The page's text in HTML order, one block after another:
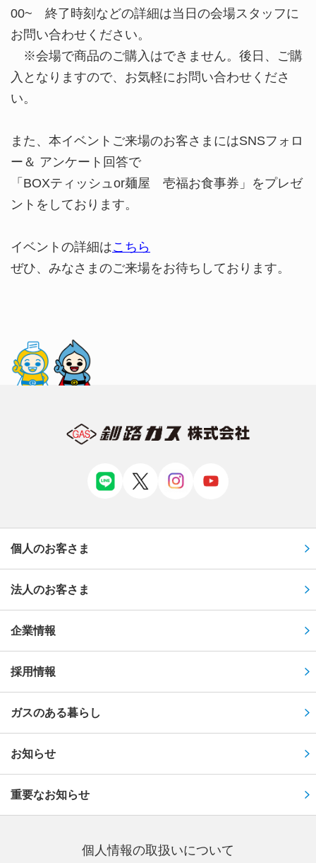
00~ 終了時刻などの詳細は当日の会場スタッフに
お問い合わせください。
※会場で商品のご購入はできません。後日、ご購
入となりますので、お気軽にお問い合わせくださ
い。
また、本イベントご来場のお客さまにはSNSフォロ
ー＆ アンケート回答で
「BOXティッシュor麺屋 壱福お食事券」をプレゼ
ントをしております。
イベントの詳細はこちら
ぜひ、みなさまのご来場をお待ちしております。
個人のお客さま
法人のお客さま
企業情報
採用情報
ガスのある暮らし
お知らせ
重要なお知らせ
個⼈情報の取扱いについて